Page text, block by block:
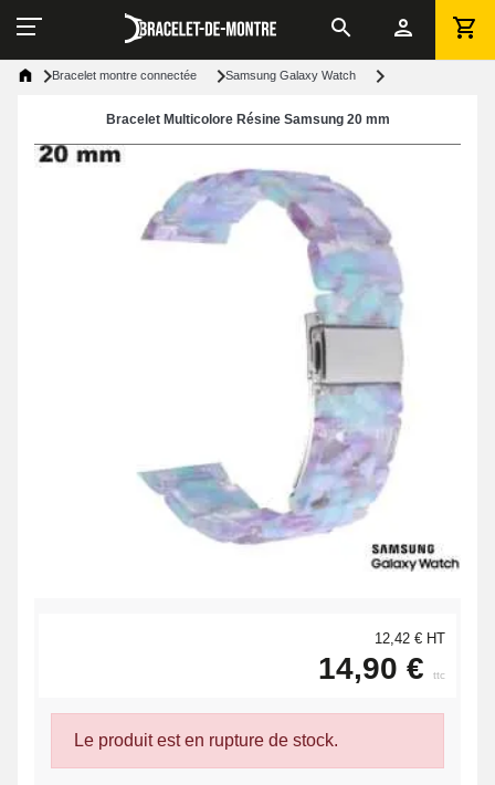
Bracelet montre connectée Samsung Galaxy Watch
Bracelet Multicolore Résine Samsung 20 mm
12,42 € HT
14,90 € ttc
Le produit est en rupture de stock.